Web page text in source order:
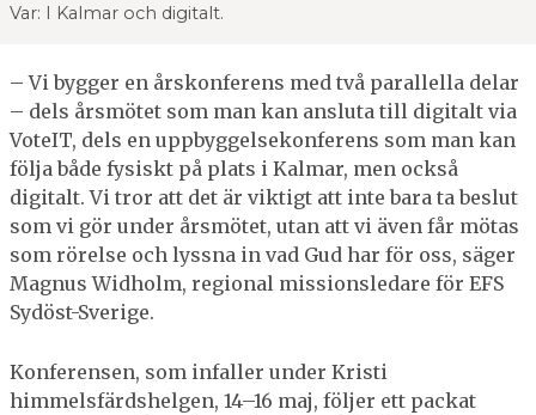
Var: I Kalmar och digitalt.
– Vi bygger en årskonferens med två parallella delar
– dels årsmötet som man kan ansluta till digitalt via
VoteIT, dels en uppbyggelsekonferens som man kan
följa både fysiskt på plats i Kalmar, men också
digitalt. Vi tror att det är viktigt att inte bara ta beslut
som vi gör under årsmötet, utan att vi även får mötas
som rörelse och lyssna in vad Gud har för oss, säger
Magnus Widholm, regional missionsledare för EFS
Sydöst-Sverige.
Konferensen, som infaller under Kristi
himmelsfärdshelgen, 14–16 maj, följer ett packat